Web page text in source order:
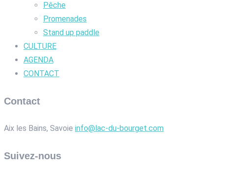
Pêche
Promenades
Stand up paddle
CULTURE
AGENDA
CONTACT
Contact
Aix les Bains, Savoie info@lac-du-bourget.com
Suivez-nous